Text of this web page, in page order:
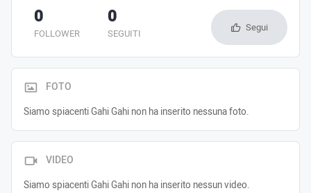
FOLLOWER
0
SEGUITI
0 Segui
FOTO
Siamo spiacenti Gahi Gahi non ha inserito nessuna foto.
VIDEO
Siamo spiacenti Gahi Gahi non ha inserito nessun video.